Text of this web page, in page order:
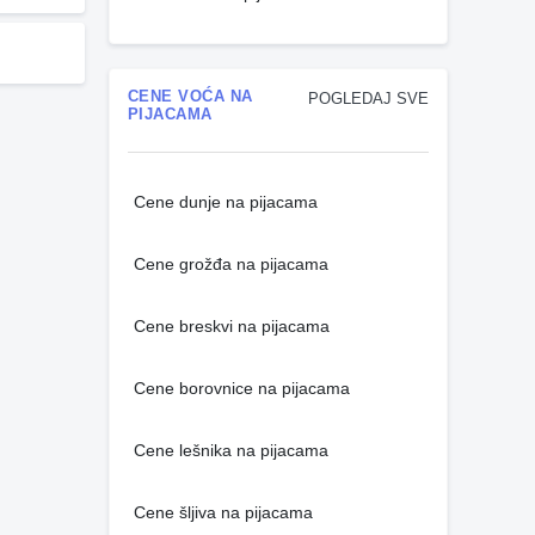
POGLEDAJ SVE
CENE VOĆA NA
PIJACAMA
Cene dunje na pijacama
Cene grožđa na pijacama
Cene breskvi na pijacama
Cene borovnice na pijacama
Cene lešnika na pijacama
Cene šljiva na pijacama